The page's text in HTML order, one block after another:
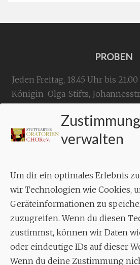
Zustimmung
verwalten
Um dir ein optimales Erlebnis
wir Technologien wie Cookies,
Geräteinformationen zu
zuzugreifen. Wenn du diesen
zustimmst, können wir Daten
oder eindeutige IDs auf dieser
Wenn du deine Zustimmung
PROBEN
Jeden Freitag, 18.45 Uhr bis
Königin-Olga-Stifts,
KONTAKT
Geschäftsstelle:
Aixheimer Str.
70619
MUSIK
Musikalischer
Enrico